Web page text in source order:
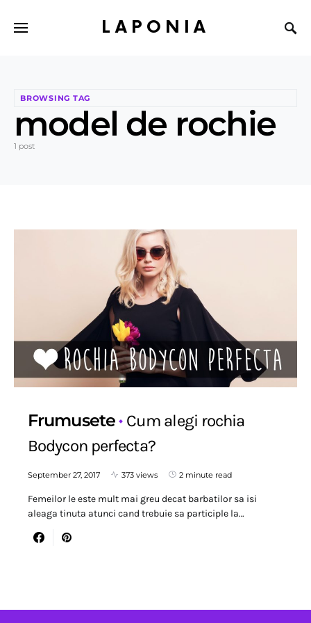
LAPONIA
BROWSING TAG
model de rochie
1 post
Frumusete
Cum alegi rochia
Bodycon perfecta?
September 27, 2017 373 views 2 minute read
Femeilor le este mult mai greu decat barbatilor sa isi
aleaga tinuta atunci cand trebuie sa participle la…